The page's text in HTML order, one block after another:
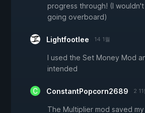
progress through! (I
going overboard)
Lightfootlee 14 1월
I used the Set Money Mod
intended
ConstantPopcorn2689 2 11
The Multiplier mod saved